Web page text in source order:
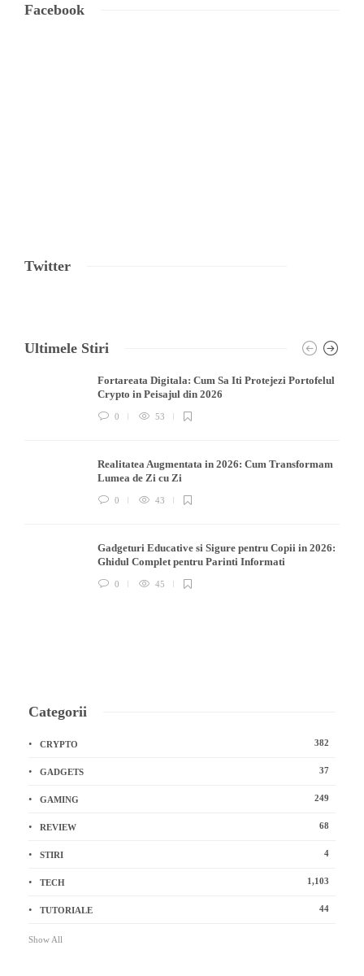
Facebook
Twitter
Ultimele Stiri
Fortareata Digitala: Cum Sa Iti Protejezi Portofelul
Crypto in Peisajul din 2026
0 53
Realitatea Augmentata in 2026: Cum Transformam
Lumea de Zi cu Zi
0 43
Gadgeturi Educative si Sigure pentru Copii in 2026:
Ghidul Complet pentru Parinti Informati
0 45
Categorii
CRYPTO 382
GADGETS 37
GAMING 249
REVIEW 68
STIRI 4
TECH 1,103
TUTORIALE 44
Show All